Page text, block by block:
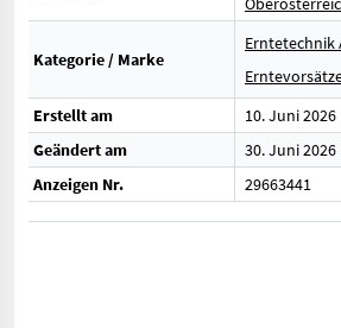
Kategorie / Marke
Erntetechnik
Erstellt am
10. Juni
Geändert am
30. Juni
Anzeigen Nr.
29663441